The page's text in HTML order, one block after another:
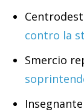
contro la
Smercio